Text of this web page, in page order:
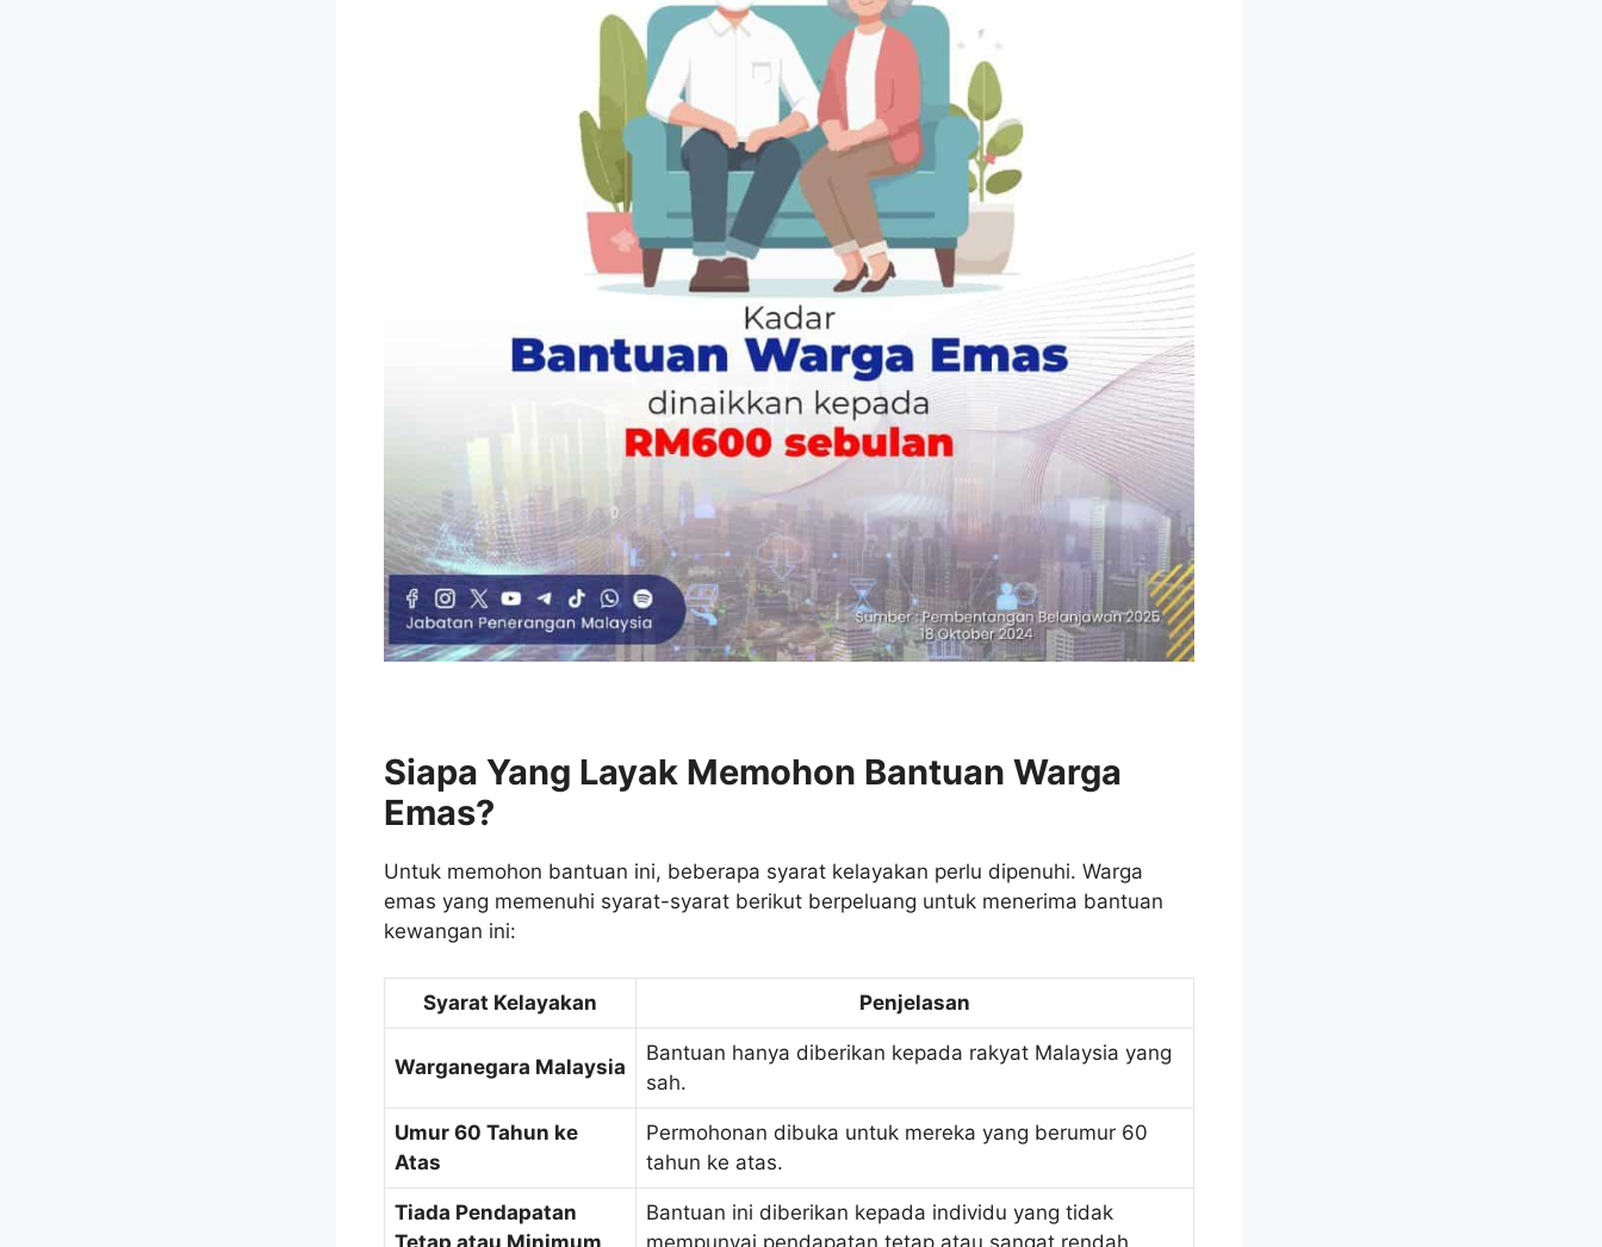
Siapa Yang Layak Memohon Bantuan Warga
Emas?
Untuk memohon bantuan ini, beberapa syarat kelayakan perlu dipenuhi. Warga
emas yang memenuhi syarat-syarat berikut berpeluang untuk menerima bantuan
kewangan ini:
Syarat Kelayakan Penjelasan
Warganegara Malaysia
Bantuan hanya diberikan kepada rakyat Malaysia yang
sah.
Umur 60 Tahun ke
Atas
Permohonan dibuka untuk mereka yang berumur 60
tahun ke atas.
Tiada Pendapatan
Tetap atau Minimum
Bantuan ini diberikan kepada individu yang tidak
mempunyai pendapatan tetap atau sangat rendah.